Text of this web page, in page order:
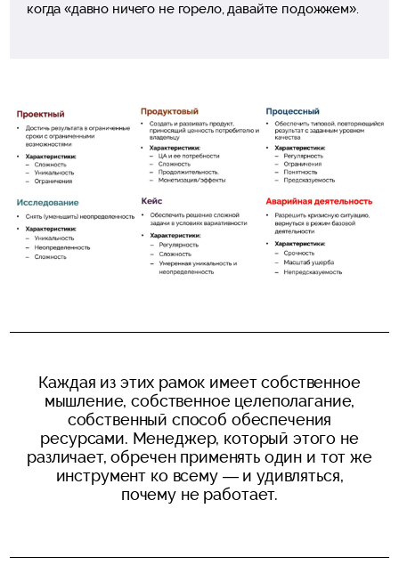
когда «давно ничего не горело, давайте подожжем».
Каждая из этих рамок имеет собственное
мышление, собственное целеполагание,
собственный способ обеспечения
ресурсами. Менеджер, который этого не
различает, обречен применять один и тот же
инструмент ко всему — и удивляться,
почему не работает.